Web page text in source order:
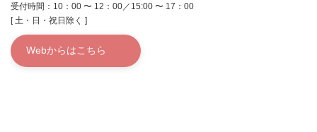
受付時間：10：00 〜 12：00／15:00 〜 17：00
[ 土・日・祝日除く ]
Webからはこちら